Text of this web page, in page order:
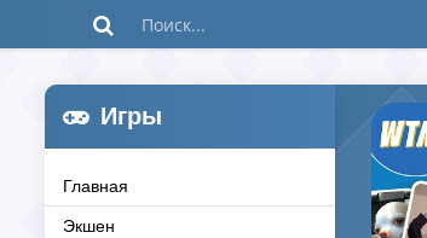
Игры
Главная
Экшен